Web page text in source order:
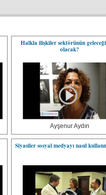
Halkla ilişkiler sektörünün geleceği
olacak?
Ayşenur Aydın
Siyasiler sosyal medyayı nasıl